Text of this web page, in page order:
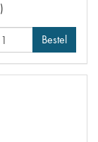
Bestel